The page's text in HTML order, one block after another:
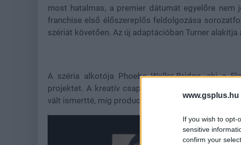
www.gsplus.hu
If you wish to opt-
sensitive
confirm your
most hatalmas, a premier dátumát egyelőre
franchise első élőszereplős feldolgozása
szériát követően. Az új adaptációban Turner
A széria alkotója Phoebe Waller-Bridge, aki a
projektet. A kreatív csapatban ott van Chad
vált ismertté, míg producerként Dmitri M. Johnson